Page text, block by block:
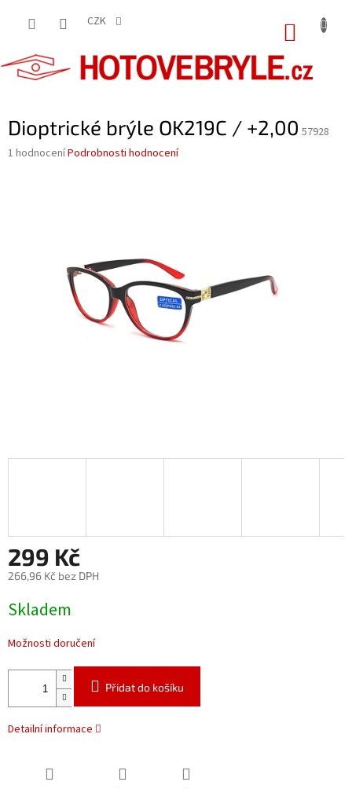
CZK
Dioptrické brýle OK219C / +2,00 57928
Průměrné
1 hodnoceníPodrobnosti hodnocení
299 Kč
266,96 Kč bez DPH
cena:
Skladem
Možnosti doručení
Přidat do košíku
Detailní informace